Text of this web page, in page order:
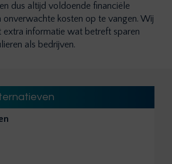
dus altijd voldoende financiële
onverwachte kosten op te vangen. Wij
extra informatie wat betreft sparen
als bedrijven.